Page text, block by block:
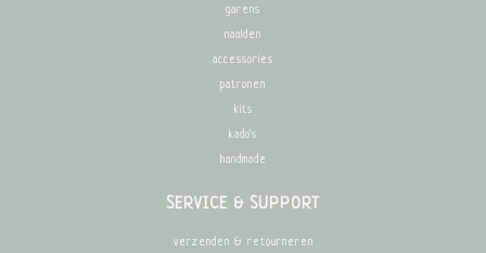
garens
naalden
accessories
patronen
kits
kado's
handmade
SERVICE & SUPPORT
verzenden & retourneren